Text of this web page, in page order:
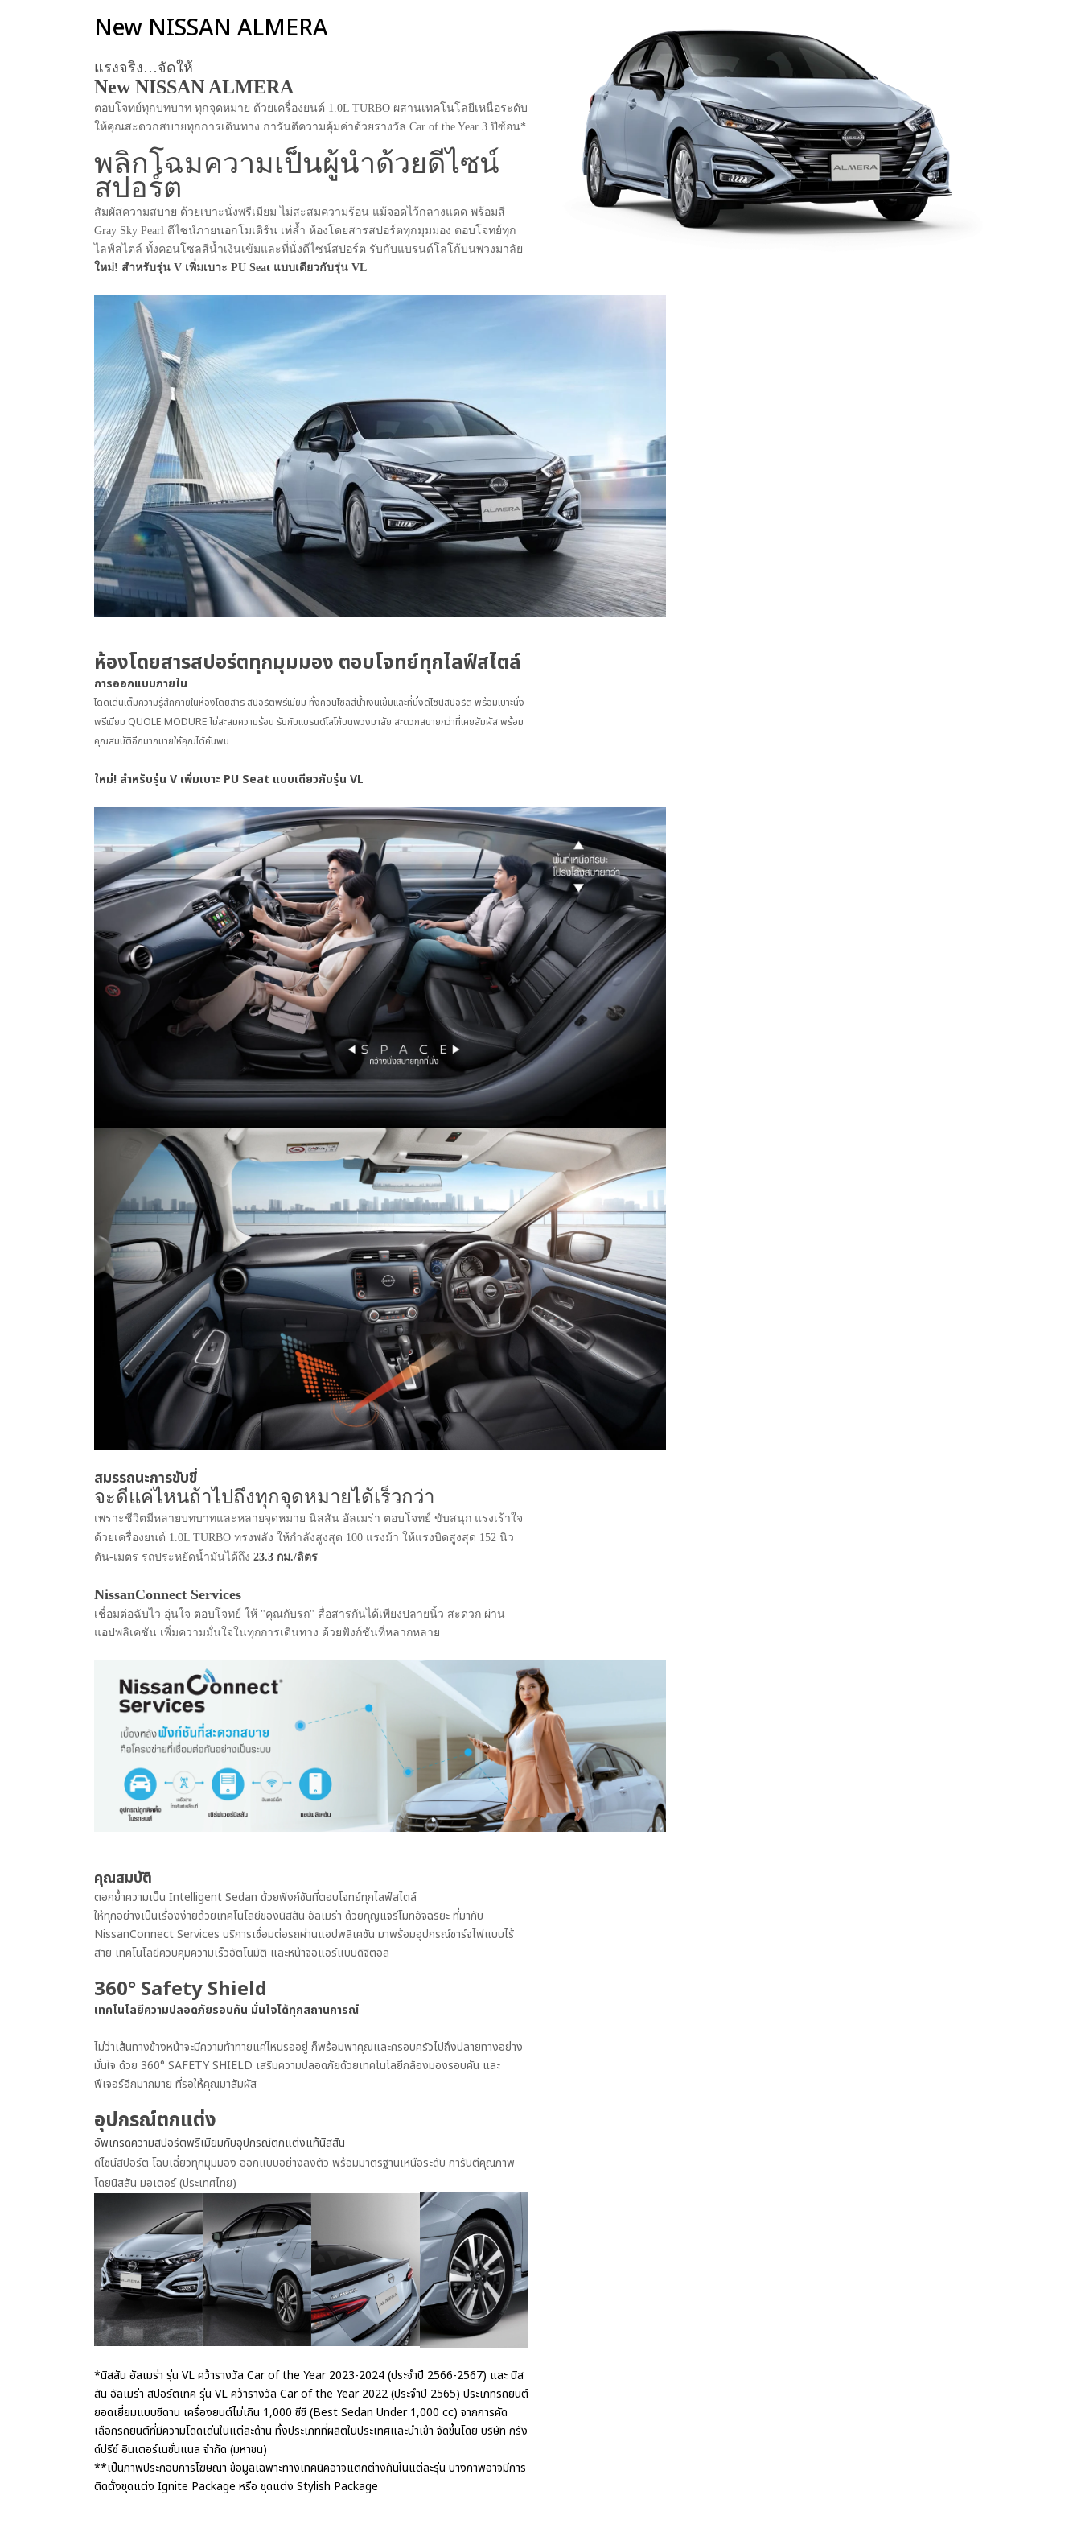
New NISSAN ALMERA
แรงจริง…จัดให้
New NISSAN ALMERA
ตอบโจทย์ทุกบทบาท ทุกจุดหมาย ด้วยเครื่องยนต์ 1.0L TURBO ผสานเทคโนโลยีเหนือระดับ
ให้คุณสะดวกสบายทุกการเดินทาง การันตีความคุ้มค่าด้วยรางวัล Car of the Year 3 ปีซ้อน*
พลิกโฉมความเป็นผู้นำด้วยดีไซน์
สปอร์ต
สัมผัสความสบาย ด้วยเบาะนั่งพรีเมียม ไม่สะสมความร้อน แม้จอดไว้กลางแดด พร้อมสี
Gray Sky Pearl ดีไซน์ภายนอกโมเดิร์น เท่ล้ำ ห้องโดยสารสปอร์ตทุกมุมมอง ตอบโจทย์ทุก
ไลฟ์สไตล์ ทั้งคอนโซลสีน้ำเงินเข้มและที่นั่งดีไซน์สปอร์ต รับกับแบรนด์โลโก้บนพวงมาลัย
ใหม่! สำหรับรุ่น V เพิ่มเบาะ PU Seat แบบเดียวกับรุ่น VL
ห้องโดยสารสปอร์ตทุกมุมมอง ตอบโจทย์ทุกไลฟ์สไตล์
การออกแบบภายใน
โดดเด่นเต็มความรู้สึกภายในห้องโดยสาร สปอร์ตพรีเมียม ทั้งคอนโซลสีน้ำเงินเข้มและที่นั่งดีไซน์สปอร์ต พร้อมเบาะนั่ง
พรีเมียม QUOLE MODURE ไม่สะสมความร้อน รับกับแบรนด์โลโก้บนพวงมาลัย สะดวกสบายกว่าที่เคยสัมผัส พร้อม
คุณสมบัติอีกมากมายให้คุณได้ค้นพบ
ใหม่! สำหรับรุ่น V เพิ่มเบาะ PU Seat แบบเดียวกับรุ่น VL
สมรรถนะการขับขี่
จะดีแค่ไหนถ้าไปถึงทุกจุดหมายได้เร็วกว่า
เพราะชีวิตมีหลายบทบาทและหลายจุดหมาย นิสสัน อัลเมร่า ตอบโจทย์ ขับสนุก แรงเร้าใจ
ด้วยเครื่องยนต์ 1.0L TURBO ทรงพลัง ให้กำลังสูงสุด 100 แรงม้า ให้แรงบิดสูงสุด 152 นิว
ตัน-เมตร รถประหยัดน้ำมันได้ถึง 23.3 กม./ลิตร
NissanConnect Services
เชื่อมต่อฉับไว อุ่นใจ ตอบโจทย์ ให้ "คุณกับรถ" สื่อสารกันได้เพียงปลายนิ้ว​ สะดวก ผ่าน​
แอปพลิเคชัน เพิ่มความมั่นใจในทุกการเดินทาง ด้วยฟังก์ชันที่หลากหลาย​
คุณสมบัติ
ตอกย้ำความเป็น Intelligent Sedan ด้วยฟังก์ชันที่ตอบโจทย์ทุกไลฟ์สไตล์
ให้ทุกอย่างเป็นเรื่องง่ายด้วยเทคโนโลยีของนิสสัน อัลเมร่า ด้วยกุญแจรีโมทอัจฉริยะ ที่มากับ
NissanConnect Services บริการเชื่อมต่อรถผ่านแอปพลิเคชัน มาพร้อมอุปกรณ์ชาร์จไฟแบบไร้
สาย เทคโนโลยีควบคุมความเร็วอัตโนมัติ และหน้าจอแอร์แบบดิจิตอล
360° Safety Shield
เทคโนโลยีความปลอดภัยรอบคัน มั่นใจได้ทุกสถานการณ์
ไม่ว่าเส้นทางข้างหน้าจะมีความท้าทายแค่ไหนรออยู่ ก็พร้อมพาคุณและครอบครัวไปถึงปลายทางอย่าง
มั่นใจ ด้วย 360° SAFETY SHIELD เสริมความปลอดภัยด้วยเทคโนโลยีกล้องมองรอบคัน และ
ฟีเจอร์อีกมากมาย ที่รอให้คุณมาสัมผัส
อุปกรณ์ตกแต่ง
อัพเกรดความสปอร์ตพรีเมียมกับอุปกรณ์ตกแต่งแท้นิสสัน​
ดีไซน์สปอร์ต โฉบเฉี่ยวทุกมุมมอง ออกแบบอย่างลงตัว พร้อมมาตรฐานเหนือระดับ การันตีคุณภาพ
โดยนิสสัน มอเตอร์ (ประเทศไทย)​
*นิสสัน อัลเมร่า รุ่น VL คว้ารางวัล Car of the Year 2023-2024 (ประจำปี 2566-2567) และ นิส
สัน อัลเมร่า สปอร์ตเทค รุ่น VL คว้ารางวัล Car of the Year 2022 (ประจำปี 2565) ประเภทรถยนต์
ยอดเยี่ยมแบบซีดาน เครื่องยนต์ไม่เกิน 1,000 ซีซี (Best Sedan Under 1,000 cc) จากการคัด
เลือกรถยนต์ที่มีความโดดเด่นในแต่ละด้าน ทั้งประเภทที่ผลิตในประเทศและนำเข้า จัดขึ้นโดย บริษัท กรัง
ด์ปรีซ์ อินเตอร์เนชั่นแนล จำกัด (มหาชน)
**เป็นภาพประกอบการโฆษณา ข้อมูลเฉพาะทางเทคนิคอาจแตกต่างกันในแต่ละรุ่น บางภาพอาจมีการ
ติดตั้งชุดแต่ง Ignite Package หรือ ชุดแต่ง Stylish Package